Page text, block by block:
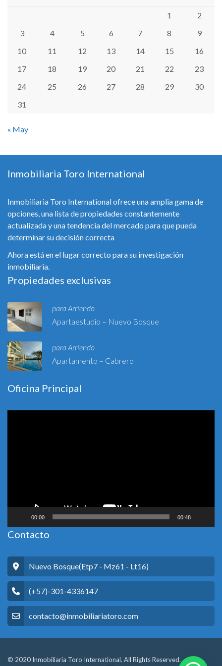
1
2
3
4 5 6 7 8
9
10
11 12 13 14 15
16
17
18 19 20 21 22
23
24
25 26 27 28 29
30
31
« May
Inmobiliaria Toro International
Inmobiliaria Toro International ofrece una amplia gama de
opciones, una lista de propiedades constantemente
actualizada y una tendencia del mercado para que pueda
determinar su decisión correcta
Ahora está en el lugar correcto para su investigación
inmobiliaria.
Propiedades exclusivas
para Arriendo
Apartaestudio – Nuevo Bosque
para Arriendo
Apartamento – Cabrero
Oficina Principal
00:00 00:48
Contacto
Nuevo Bosque(Etp7 - Mz61 - Lt16)
(+57)-301-4336147
contacto@inmobiliariatoro.com
© 2020 Inmobiliaria Toro International. All Rights Reserved.